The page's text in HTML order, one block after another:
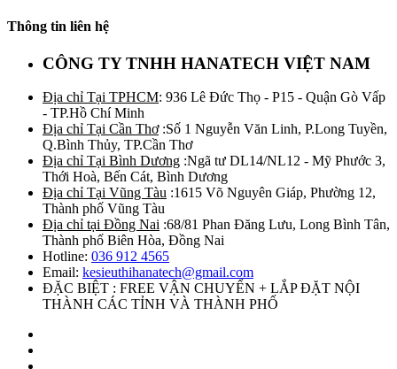
Thông tin liên hệ
CÔNG TY TNHH HANATECH VIỆT NAM
Địa chỉ Tại TPHCM: 936 Lê Đức Thọ - P15 - Quận Gò Vấp
- TP.Hồ Chí Minh
Địa chỉ Tại Cần Thơ:Số 1 Nguyễn Văn Linh, P.Long Tuyền,
Q.Bình Thủy, TP.Cần Thơ
Địa chỉ Tại Bình Dương :Ngã tư DL14/NL12 - Mỹ Phước 3,
Thới Hoà, Bến Cát, Bình Dương
Địa chỉ Tại Vũng Tàu :1615 Võ Nguyên Giáp, Phường 12,
Thành phố Vũng Tàu
Địa chỉ tại Đồng Nai :68/81 Phan Đăng Lưu, Long Bình Tân,
Thành phố Biên Hòa, Đồng Nai
Hotline: 036 912 4565
Email: kesieuthihanatech@gmail.com
ĐẶC BIỆT : FREE VẬN CHUYỂN + LẮP ĐẶT NỘI
THÀNH CÁC TỈNH VÀ THÀNH PHỐ